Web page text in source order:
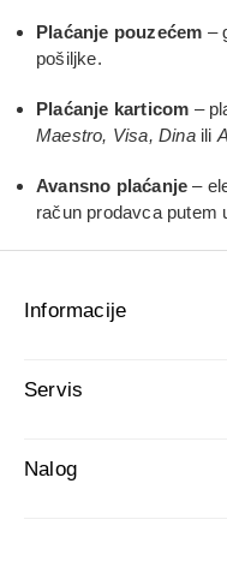
Plaćanje pouzećem –
pošiljke.
Plaćanje karticom –
Maestro, Visa, Dinaili
Avansno plaćanje –
račun prodavca putem
Informacije
Servis
Nalog